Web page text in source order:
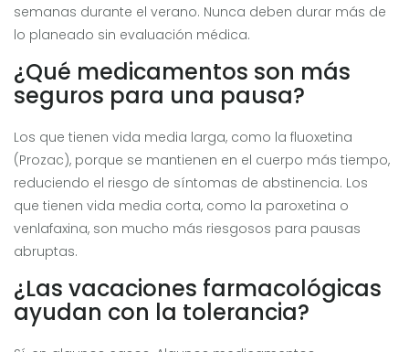
semanas durante el verano. Nunca deben durar más de
lo planeado sin evaluación médica.
¿Qué medicamentos son más
seguros para una pausa?
Los que tienen vida media larga, como la fluoxetina
(Prozac), porque se mantienen en el cuerpo más tiempo,
reduciendo el riesgo de síntomas de abstinencia. Los
que tienen vida media corta, como la paroxetina o
venlafaxina, son mucho más riesgosos para pausas
abruptas.
¿Las vacaciones farmacológicas
ayudan con la tolerancia?